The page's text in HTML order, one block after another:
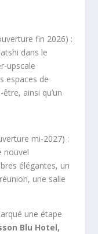
fin 2026) :
dans le
upscale
espaces de
ainsi qu’un
mi-2027) :
nouvel
élégantes, un
une salle
une étape
Blu Hotel,